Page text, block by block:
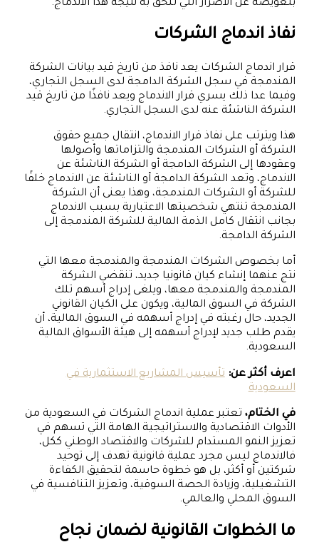
بتعويضه عن الأضرار التي تلحق به نتيجة هذا الاندماج.
نفاذ اندماج الشركات
قرار اندماج الشركات يعد نافذ من تاريخ قيد بيانات الشركة
المندمجة في سجل الشركة الدامجة لدى السجل التجاري،
وفيما عدا ذلك يسري قرار الاندماج ويعد نافذًا من تاريخ قيد
الشركة الناشئة عنه لدى السجل التجاري.
هذا ويترتب على نفاذ قرار الاندماج، انتقال جميع حقوق
الشركة أو الشركات المندمجة والتزاماتها وأصولها
وعقودها إلى الشركة الدامجة أو الشركة الناشئة عن
الاندماج، وتعد الشركة الدامجة أو الناشئة عن الاندماج خلفًا
للشركة أو الشركات المندمجة، وهذا يعنى أن الشركة
المندمجة تنتهي شخصيتها الاعتبارية بسبب الاندماج
بجانب انتقال كامل الذمة المالية للشركة المندمجة إلى
الشركة الدامجة.
أما بخصوص الشركات المندمجة والمندمجة معها التي
نتج عنهما إنشاء كيان قانونيا جديد، تنقضي الشركة
المندمجة والمندمجة معها، ويلغى إدراج أسهم تلك
الشركة في السوق المالية، ويكون على الكيان القانوني
الجديد، حال رغبته في إدراج أسهمه في السوق المالية، أن
يقدم طلب جديد لإدراج أسهمه إلى هيئة الأسواق المالية
السعودية.
اعرف أكثر عن: تأسيس المشاريع الاستثمارية في
السعودية
في الختام، تعتبر عملية اندماج الشركات في السعودية من
الأدوات الاقتصادية والاستراتيجية الهامة التي تسهم في
تعزيز النمو المستدام للشركات والاقتصاد الوطني ككل،
فالاندماج ليس مجرد عملية قانونية تهدف إلى توحيد
شركتين أو أكثر، بل هو خطوة حاسمة لتحقيق الكفاءة
التشغيلية، وزيادة الحصة السوقية، وتعزيز التنافسية في
السوق المحلي والعالمي.
ما الخطوات القانونية لضمان نجاح